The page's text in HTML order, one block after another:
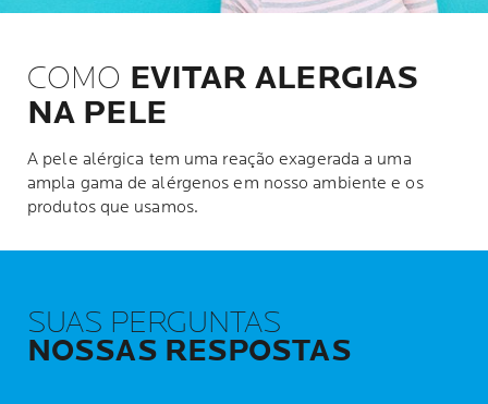
COMO EVITAR ALERGIAS
NA PELE
A pele alérgica tem uma reação exagerada a uma
ampla gama de alérgenos em nosso ambiente e os
produtos que usamos.
SUAS PERGUNTAS
NOSSAS RESPOSTAS